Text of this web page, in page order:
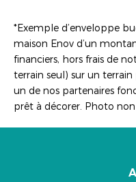
*Exemple d’enveloppe
maison Enov d’un
financiers, hors frais de
terrain seul) sur un
un de nos partenaires
prêt à décorer. Photo